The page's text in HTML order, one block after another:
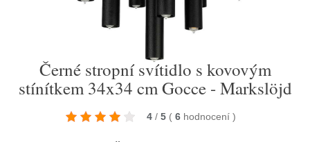
Černé stropní svítidlo s kovovým
stínítkem 34x34 cm Gocce - Markslöjd
4 / 5 ( 6 hodnocení )